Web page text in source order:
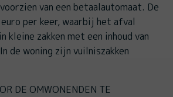
van een betaalautomaat. De
per keer, waarbij het afval
kleine zakken met een inhoud van
de woning zijn vuilniszakken
DE OMWONENDEN TE